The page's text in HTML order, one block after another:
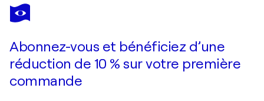
MARIE LAURENCIN
Jeune fille au collier
Abonnez-vous et bénéficiez d’une
réduction de 10 % sur votre première
commande